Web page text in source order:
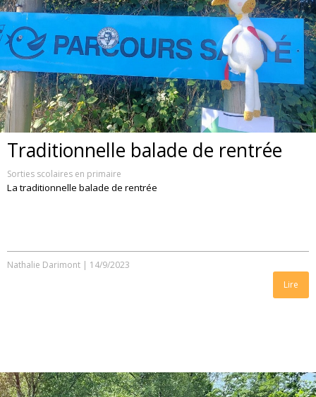
Traditionnelle balade de rentrée
Sorties scolaires en primaire
La traditionnelle balade de rentrée
Nathalie Darimont | 14/9/2023
Lire